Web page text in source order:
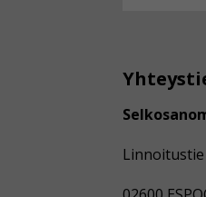
Linnoitustie